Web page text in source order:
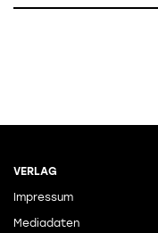
VERLAG
Impressum
Mediadaten